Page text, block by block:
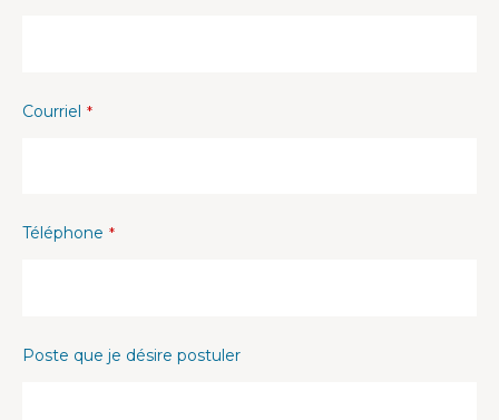
Courriel *
Téléphone *
Poste que je désire postuler